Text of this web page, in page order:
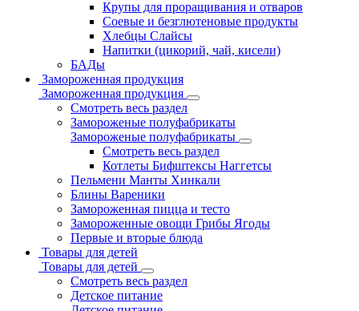
Крупы для проращивания и отваров
Соевые и безглютеновые продукты
Хлебцы Слайсы
Напитки (цикорий, чай, кисели)
БАДы
Замороженная продукция
Замороженная продукция
Смотреть весь раздел
Замороженые полуфабрикаты
Замороженые полуфабрикаты
Смотреть весь раздел
Котлеты Бифштексы Наггетсы
Пельмени Манты Хинкали
Блины Вареники
Замороженная пицца и тесто
Замороженные овощи Грибы Ягоды
Первые и вторые блюда
Товары для детей
Товары для детей
Смотреть весь раздел
Детское питание